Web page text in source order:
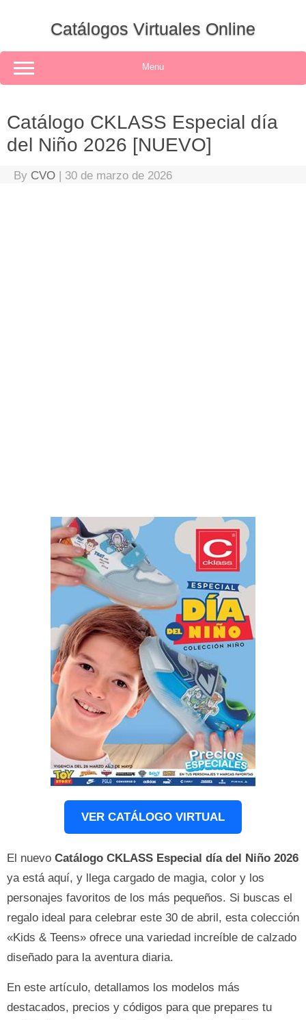
Catálogos Virtuales Online
Menu
Catálogo CKLASS Especial día
del Niño 2026 [NUEVO]
By CVO | 30 de marzo de 2026
VER CATÁLOGO VIRTUAL
El nuevo Catálogo CKLASS Especial día del Niño 2026
ya está aquí, y llega cargado de magia, color y los
personajes favoritos de los más pequeños. Si buscas el
regalo ideal para celebrar este 30 de abril, esta colección
«Kids & Teens» ofrece una variedad increíble de calzado
diseñado para la aventura diaria.
En este artículo, detallamos los modelos más
destacados, precios y códigos para que prepares tu